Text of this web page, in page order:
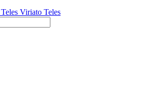
Viriato Teles